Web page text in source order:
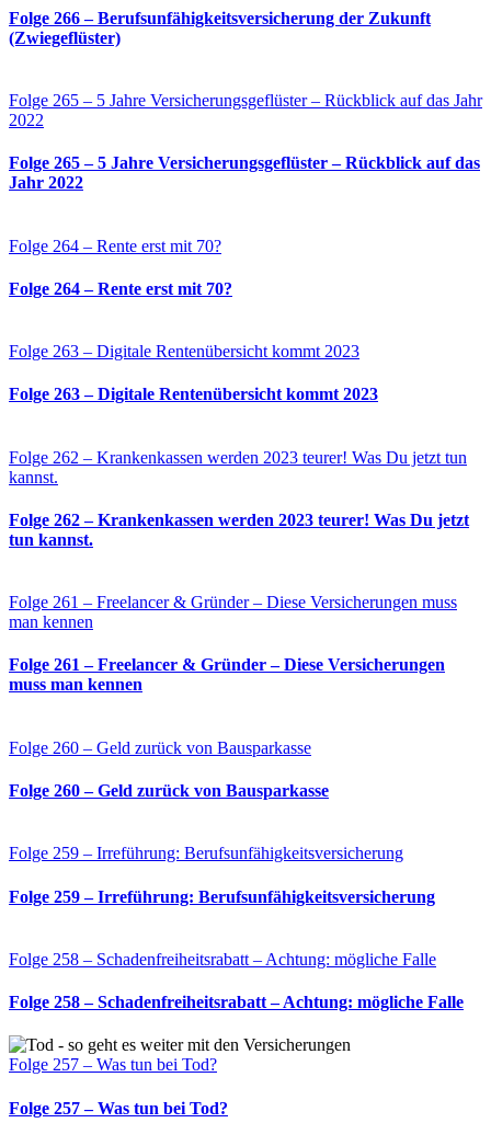
Folge 266 – Berufsunfähigkeitsversicherung der Zukunft
(Zwiegeflüster)
Folge 265 – 5 Jahre Versicherungsgeflüster – Rückblick auf das Jahr
2022
Folge 265 – 5 Jahre Versicherungsgeflüster – Rückblick auf das
Jahr 2022
Folge 264 – Rente erst mit 70?
Folge 264 – Rente erst mit 70?
Folge 263 – Digitale Rentenübersicht kommt 2023
Folge 263 – Digitale Rentenübersicht kommt 2023
Folge 262 – Krankenkassen werden 2023 teurer! Was Du jetzt tun
kannst.
Folge 262 – Krankenkassen werden 2023 teurer! Was Du jetzt
tun kannst.
Folge 261 – Freelancer & Gründer – Diese Versicherungen muss
man kennen
Folge 261 – Freelancer & Gründer – Diese Versicherungen
muss man kennen
Folge 260 – Geld zurück von Bausparkasse
Folge 260 – Geld zurück von Bausparkasse
Folge 259 – Irreführung: Berufsunfähigkeitsversicherung
Folge 259 – Irreführung: Berufsunfähigkeitsversicherung
Folge 258 – Schadenfreiheitsrabatt – Achtung: mögliche Falle
Folge 258 – Schadenfreiheitsrabatt – Achtung: mögliche Falle
Folge 257 – Was tun bei Tod?
Folge 257 – Was tun bei Tod?